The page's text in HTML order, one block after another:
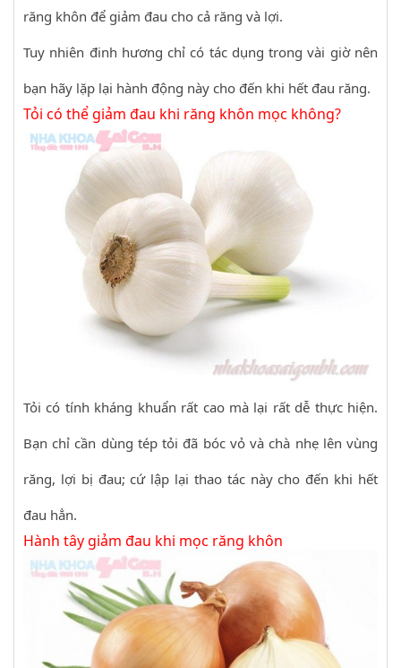
răng khôn để giảm đau cho cả răng và lợi.
Tuy nhiên đinh hương chỉ có tác dụng trong vài giờ nên
bạn hãy lặp lại hành động này cho đến khi hết đau răng.
Tỏi có thể giảm đau khi răng khôn mọc không?
Tỏi có tính kháng khuẩn rất cao mà lại rất dễ thực hiện.
Bạn chỉ cần dùng tép tỏi đã bóc vỏ và chà nhẹ lên vùng
răng, lợi bị đau; cứ lập lại thao tác này cho đến khi hết
đau hẳn.
Hành tây giảm đau khi mọc răng khôn